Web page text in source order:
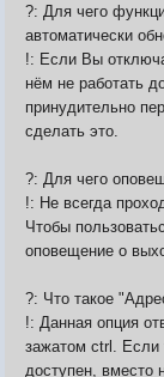
?: Для чего
автоматически
!: Если Вы
нём не работать
принудительно
сделать это.
?: Для чего
!: Не всегда
Чтобы
оповещение о
?: Что такое
!: Данная опция
зажатом ctrl. Если
доступен, вместо